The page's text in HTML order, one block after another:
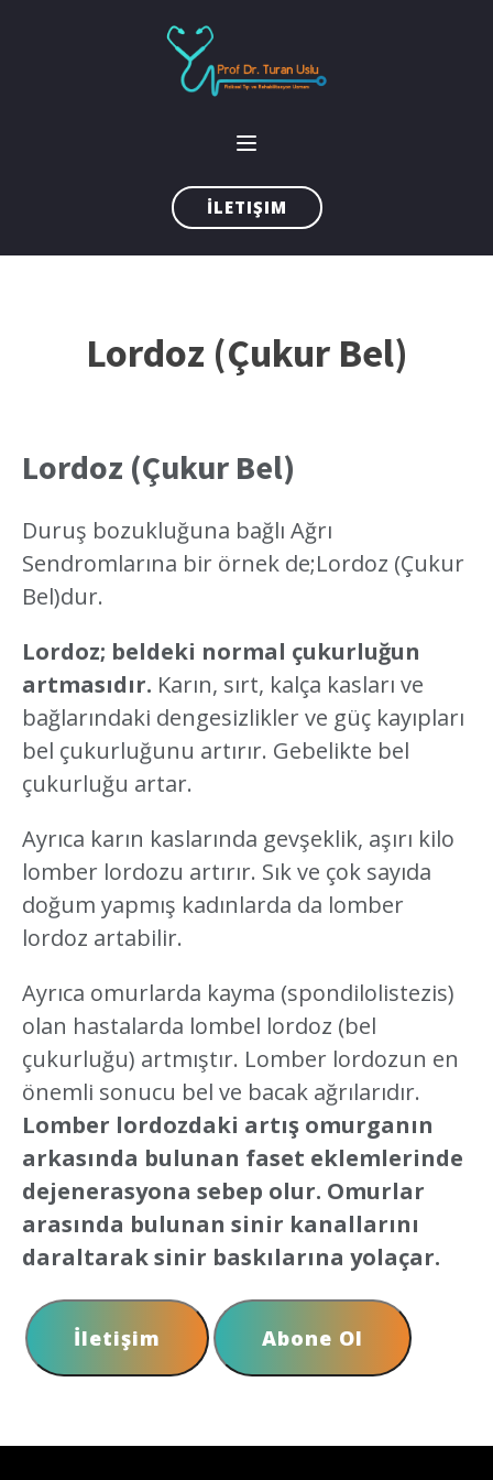
İLETIŞIM
Lordoz (Çukur Bel)
Lordoz (Çukur Bel)
Duruş bozukluğuna bağlı Ağrı
Sendromlarına bir örnek de;Lordoz (Çukur
Bel)dur.
Lordoz; beldeki normal çukurluğun
artmasıdır. Karın, sırt, kalça kasları ve
bağlarındaki dengesizlikler ve güç kayıpları
bel çukurluğunu artırır. Gebelikte bel
çukurluğu artar.
Ayrıca karın kaslarında gevşeklik, aşırı kilo
lomber lordozu artırır. Sık ve çok sayıda
doğum yapmış kadınlarda da lomber
lordoz artabilir.
Ayrıca omurlarda kayma (spondilolistezis)
olan hastalarda lombel lordoz (bel
çukurluğu) artmıştır. Lomber lordozun en
önemli sonucu bel ve bacak ağrılarıdır.
Lomber lordozdaki artış omurganın
arkasında bulunan faset eklemlerinde
dejenerasyona sebep olur. Omurlar
arasında bulunan sinir kanallarını
daraltarak sinir baskılarına yolaçar.
İletişim Abone Ol